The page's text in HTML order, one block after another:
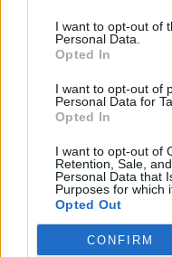
I want to opt-out of
Personal Data.
Opted In
I want to opt-out of
Personal Data for
Opted In
I want to opt-out of
Retention, Sale,
Personal Data that
Purposes for which
Opted Out
CONFIRM
Η